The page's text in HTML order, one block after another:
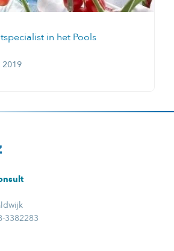
in het Pools
3382283